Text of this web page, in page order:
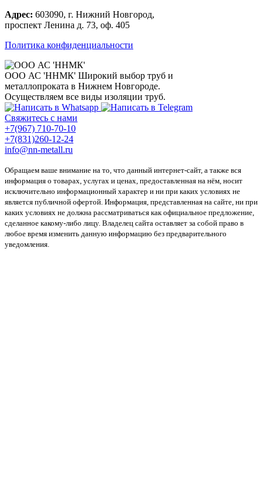
Адрес: 603090, г. Нижний Новгород,
проспект Ленина д. 73, оф. 405
Политика конфиденциальности
ООО АС 'ННМК' Широкий выбор труб и
металлопроката в Нижнем Новгороде.
Осуществляем все виды изоляции труб.
Свяжитесь с нами
+7(967) 710-70-10
+7(831)260-12-24
info@nn-metall.ru
Обращаем ваше внимание на то, что данный интернет-сайт, а также вся
информация о товарах, услугах и ценах, предоставленная на нём, носит
исключительно информационный характер и ни при каких условиях не
является публичной офертой. Информация, представленная на сайте, ни при
каких условиях не должна рассматриваться как официальное предложение,
сделанное какому-либо лицу. Владелец сайта оставляет за собой право в
любое время изменить данную информацию без предварительного
уведомления.